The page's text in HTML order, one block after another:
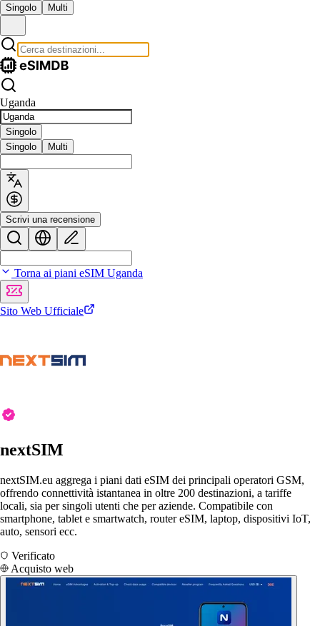
Singolo Multi
Uganda
Singolo
Singolo
Multi
Scrivi una recensione
Torna ai piani eSIM Uganda
Sito Web Ufficiale
nextSIM
nextSIM.eu aggrega i piani dati eSIM dei principali operatori GSM,
offrendo connettività istantanea in oltre 200 destinazioni, a tariffe
locali, sia per singoli utenti che per aziende. Compatibile con
smartphone, tablet e smartwatch, router eSIM, laptop, dispositivi IoT,
auto, sensori ecc.
Verificato
Acquisto web